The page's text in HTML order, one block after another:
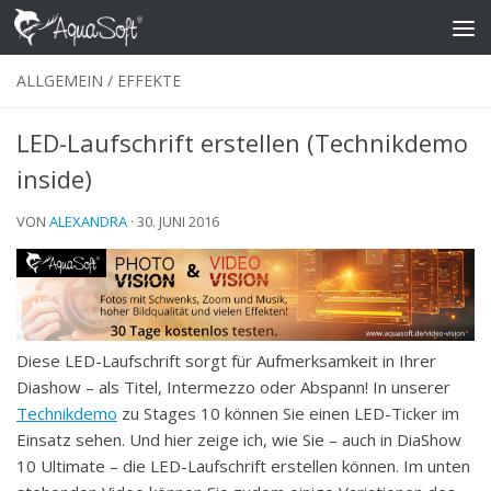
Skip to content
ALLGEMEIN / EFFEKTE
LED-Laufschrift erstellen (Technikdemo
inside)
VON ALEXANDRA · 30. JUNI 2016
Diese LED-Laufschrift sorgt für Aufmerksamkeit in Ihrer
Diashow – als Titel, Intermezzo oder Abspann! In unserer
Technikdemo zu Stages 10 können Sie einen LED-Ticker im
Einsatz sehen. Und hier zeige ich, wie Sie – auch in DiaShow
10 Ultimate – die LED-Laufschrift erstellen können. Im unten